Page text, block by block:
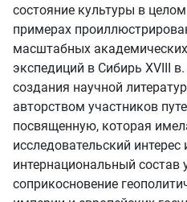
состояние культуры в
примерах
масштабных
экспедиций в Сибирь XVIII
создания научной
авторством участников
посвященную, которая
исследовательский
интернациональный состав
соприкосновение